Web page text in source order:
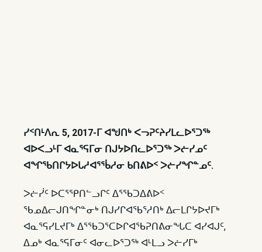
ᓯᑉᑎᒻᐱᕆ 5, 2017-ᒥ ᐊᖑᑎᒃ ᐸᓓᕈᑦᔨᓯᒪᓚᐅᕐᑐᖅ
ᐊᐅᐸᓗᒻᒥ ᐊᓇᕐᕋᒥᓂ ᑎᒍᔭᐅᑎᓚᐅᕐᑐᖅ ᐳᓖᓯᓄᑦ
ᐊᖏᖃᑎᒋᔭᐅᒐᓱᐊᕐᖄᓱᓂ ᑲᑎᕕᐅᑉ ᐳᓖᓯᖏᓐᓄᑦ.
ᐳᓖᓰᑦ ᐅᑕᕐᕿᑎᓪᓗᒋᑦ ᐃᕐᖃᑐᐃᕕᐅᑉ
ᖃᓄᐃᓕᒍᑎᖏᓐᓂᒃ ᑎᒍᓯᒋᐊᖃᕐᓱᑎᒃ ᐃᓕᒪᒋᔭᐅᔪᒥᒃ
ᐊᓇᕐᕋᓯᒪᔪᒥᒃ ᐃᕐᖃᑐᕐᑕᐅᒋᐊᖃᕈᑎᕕᓂᖓᑕ ᐊᓯᐊᒍᑦ,
ᐃᓄᒃ ᐊᓇᕐᕋᒥᓂᑦ ᐊᓂᓚᐅᕐᑐᖅ ᐊᒻᒪᓗ ᐳᓖᓯᒥᒃ